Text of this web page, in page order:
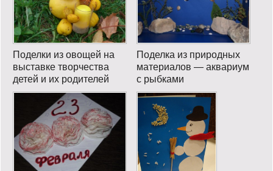
Поделки из овощей на
выставке творчества
детей и их родителей
Поделка из природных
материалов — аквариум
с рыбками